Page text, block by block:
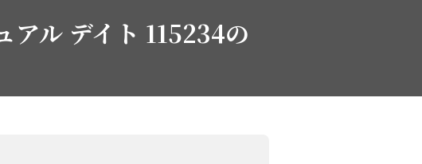
アル デイト 115234の